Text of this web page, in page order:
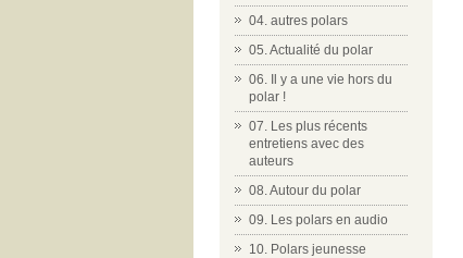
04. autres polars
05. Actualité du polar
06. Il y a une vie hors du
polar !
07. Les plus récents
entretiens avec des
auteurs
08. Autour du polar
09. Les polars en audio
10. Polars jeunesse